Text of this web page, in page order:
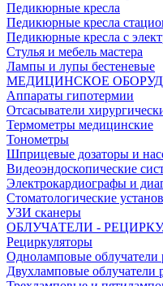
Педикюрные кресла
Педикюрные кресла
Педикюрные кресла с
Стулья и мебель мастера
Лампы и лупы бестеневые
МЕДИЦИНСКОЕ
Аппараты гипотермии
Отсасыватели
Термометры медицинские
Тонометры
Шприцевые дозаторы и
Видеоэндоскопические
Электрокардиографы и
Стоматологические
УЗИ сканеры
ОБЛУЧАТЕЛИ -
Рециркуляторы
Одноламповые облучатели
Двухламповые облучатели